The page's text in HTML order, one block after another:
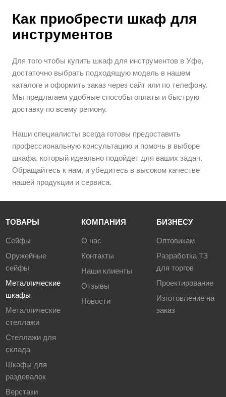
Как приобрести шкаф для
инструментов
Для того чтобы купить шкаф для инструментов в Уфе,
достаточно выбрать подходящую модель в нашем
каталоге и оформить заказ через сайт или по телефону.
Мы предлагаем удобные способы оплаты и быструю
доставку по всему региону.
Наши специалисты всегда готовы предоставить
профессиональную консультацию и помочь в выборе
шкафа, который идеально подойдет для ваших задач.
Обращайтесь к нам, и убедитесь в высоком качестве
нашей продукции и сервиса.
ТОВАРЫ
Сейфы
Оружейные
сейфы
Металлические
шкафы
Металлические
стеллажи
Стеллажи для
склада
Шкафы для
раздевалок
Верстаки
КОМПАНИЯ
О нас
Контакты
Наши клиенты
Отзывы
Новости
БИЗНЕСУ
Оптовикам
Разработка ТЗ
для торгов
Проектирование
Изготовление на
заказ